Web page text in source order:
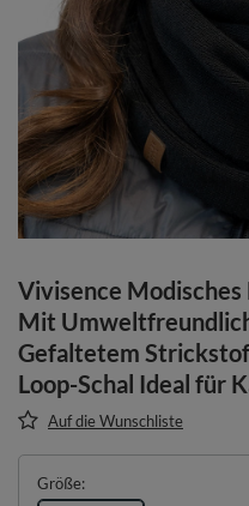
Vivisence
Mit
Gefaltetem
Loop-Schal Ideal für
Auf die Wunschliste
Größe